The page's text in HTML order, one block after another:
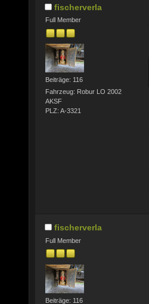
fischerverla
Full Member
Beiträge: 116
Fahrzeug: Robur LO 2002
AKSF
PLZ: A-3321
fischerverla
Full Member
Beiträge: 116